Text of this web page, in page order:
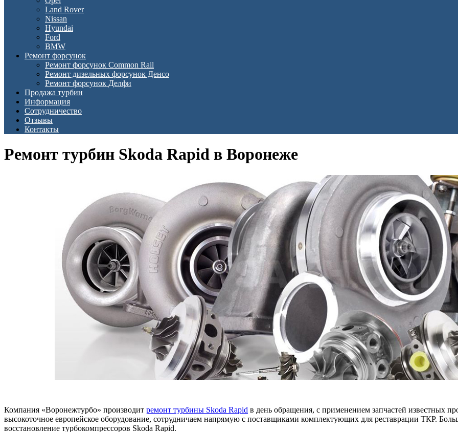
Land Rover
Nissan
Hyundai
Ford
BMW
Ремонт форсунок
Ремонт форсунок Common Rail
Ремонт дизельных форсунок Денсо
Ремонт форсунок Делфи
Продажа турбин
Информация
Сотрудничество
Отзывы
Контакты
Ремонт турбин Skoda Rapid в Воронеже
Компания «Воронежтурбо» производит ремонт турбины Skoda Rapid в день обращения, с применением запчастей известных
высокоточное европейское оборудование, сотрудничаем напрямую с поставщиками комплектующих для реставрации ТКР.
восстановление турбокомпрессоров Skoda Rapid.